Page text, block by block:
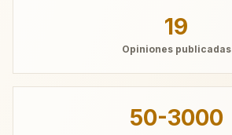
19
Opiniones publicadas
50-3000